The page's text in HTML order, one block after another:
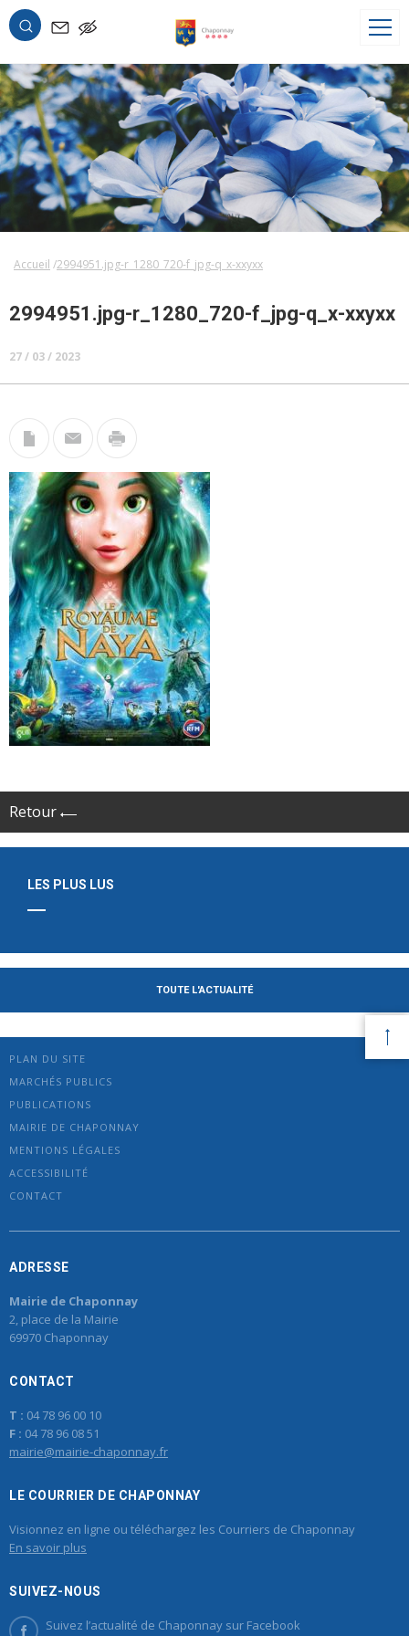
OK
Accueil 2994951.jpg-r_1280_720-f_jpg-q_x-xxyxx
2994951.jpg-r_1280_720-f_jpg-q_x-xxyxx
27 / 03 / 2023
Retour
LES PLUS LUS
TOUTE L'ACTUALITÉ
PLAN DU SITE
MARCHÉS PUBLICS
PUBLICATIONS
MAIRIE DE CHAPONNAY
MENTIONS LÉGALES
ACCESSIBILITÉ
CONTACT
ADRESSE
Mairie de Chaponnay
2, place de la Mairie
69970 Chaponnay
CONTACT
T : 04 78 96 00 10
F : 04 78 96 08 51
mairie@mairie-chaponnay.fr
LE COURRIER DE CHAPONNAY
Visionnez en ligne ou téléchargez les Courriers de Chaponnay
En savoir plus
SUIVEZ-NOUS
Suivez l’actualité de Chaponnay sur Facebook